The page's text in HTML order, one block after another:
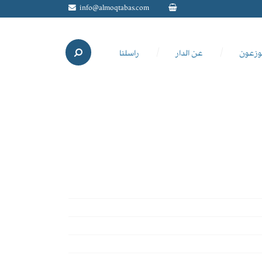
info@almoqtabas.com
عن الدار راسلنا